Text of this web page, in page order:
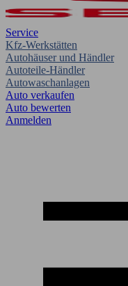
Service
Kfz-Werkstätten
Autohäuser und Händler
Autoteile-Händler
Autowaschanlagen
Auto verkaufen
Auto bewerten
Anmelden